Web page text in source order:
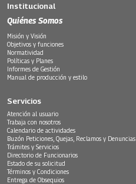
Institucional
Quiénes Somos
Misión y Visión
Objetivos y funciones
Normatividad
Políticas y Planes
Informes de Gestión
Manual de producción y estilo
Servicios
Atención al usuario
Trabaja con nosotros
Calendario de actividades
Buzón Peticiones, Quejas, Reclamos y Denuncias
Trámites y Servicios
Directorio de Funcionarios
Estado de su solicitud
Términos y Condiciones
Entrega de Obsequios